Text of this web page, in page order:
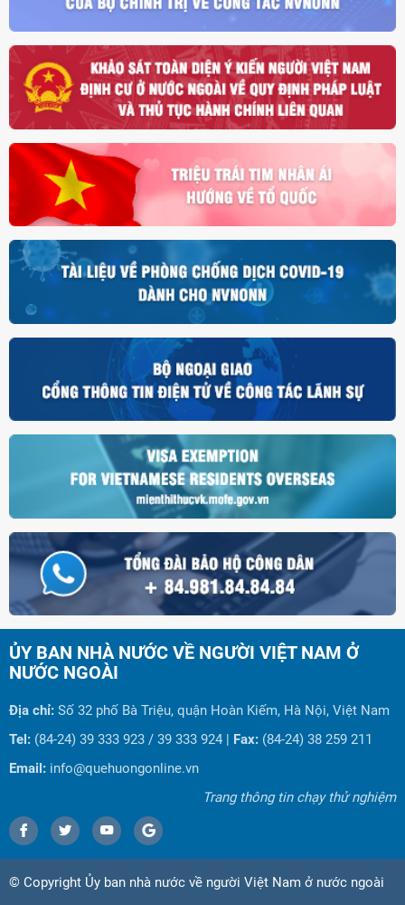
ỦY BAN NHÀ NƯỚC VỀ NGƯỜI VIỆT NAM Ở
NƯỚC NGOÀI
Địa chỉ: Số 32 phố Bà Triệu, quận Hoàn Kiếm, Hà Nội, Việt Nam
Tel: (84-24) 39 333 923 / 39 333 924 | Fax: (84-24) 38 259 211
Email: info@quehuongonline.vn
Trang thông tin chạy thử nghiệm
© Copyright Ủy ban nhà nước về người Việt Nam ở nước ngoài